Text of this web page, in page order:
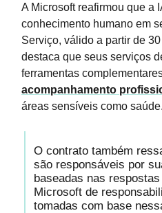
A Microsoft reafirmou que a
conhecimento humano em
Serviço, válido a partir de
destaca que seus serviços
ferramentas
acompanhamento
áreas sensíveis como saúde.
O contrato também
são responsáveis por
baseadas nas
Microsoft de
tomadas com base